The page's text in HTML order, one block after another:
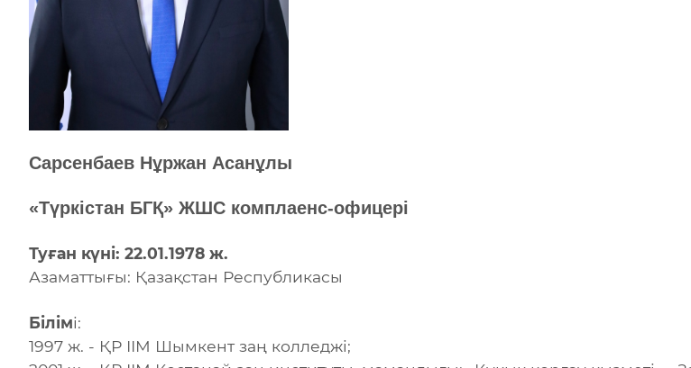
Сарсенбаев Нұржан Асанұлы
«Түркістан БГҚ» ЖШС комплаенс-офицері
Туған күні: 22.01.1978 ж.
Азаматтығы: Қазақстан Республикасы
Білімі:
1997 ж. - ҚР ІІМ Шымкент заң колледжі;